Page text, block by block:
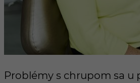
Problémy s chrupom sa u